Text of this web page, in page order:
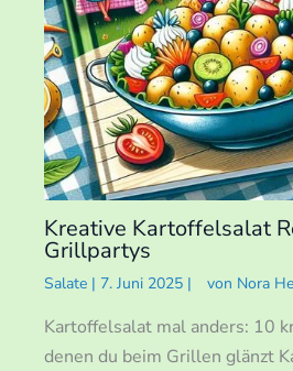
Kreative Kartoffelsalat
Grillpartys
Salate | 7. Juni 2025 | von Nora
Kartoffelsalat mal anders: 10
denen du beim Grillen glänzt